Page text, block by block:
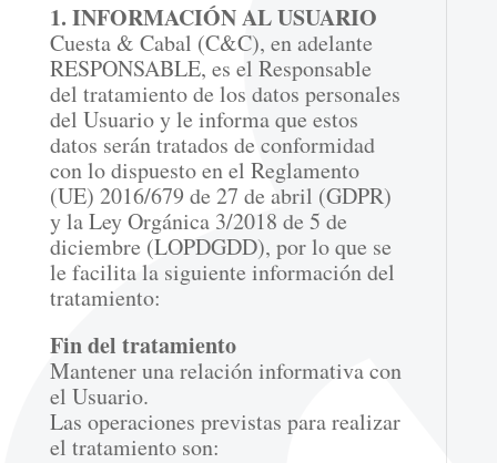
1. INFORMACIÓN AL USUARIO
Cuesta & Cabal (C&C), en adelante
RESPONSABLE, es el Responsable
del tratamiento de los datos personales
del Usuario y le informa que estos
datos serán tratados de conformidad
con lo dispuesto en el Reglamento
(UE) 2016/679 de 27 de abril (GDPR)
y la Ley Orgánica 3/2018 de 5 de
diciembre (LOPDGDD), por lo que se
le facilita la siguiente información del
tratamiento:
Fin del tratamiento
Mantener una relación informativa con
el Usuario.
Las operaciones previstas para realizar
el tratamiento son: